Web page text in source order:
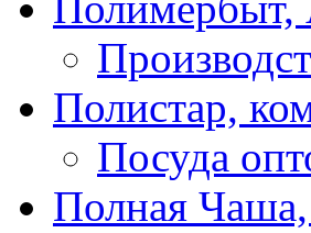
Полистар,
Посуда
Полная